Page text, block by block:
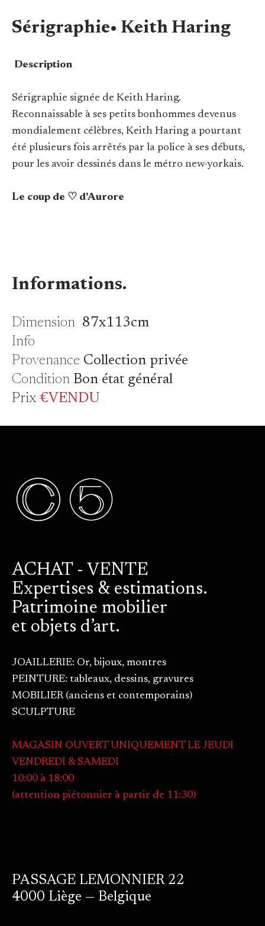
Sérigraphie• Keith Haring
Description
Sérigraphie signée de Keith Haring.
Reconnaissable à ses petits bonhommes devenus
mondialement célèbres, Keith Haring a pourtant
été plusieurs fois arrêtés par la police à ses débuts,
pour les avoir dessinés dans le métro new-yorkais.
Le coup de ♡ d'Aurore
Informations.
Dimension87x113cm
Info
Provenance Collection privée
Condition Bon état général
Prix€VENDU
ACHAT - VENTE
Expertises & estimations.
Patrimoine mobilier
et objets d’art.
JOAILLERIE: Or, bijoux, montres
PEINTURE: tableaux, dessins, gravures
MOBILIER (anciens et contemporains)
SCULPTURE
MAGASIN OUVERT UNIQUEMENT LE JEUDI
VENDREDI & SAMEDI
10:00 à 18:00
(attention piétonnier à partir de 11:30)
PASSAGE LEMONNIER 22
4000 Liège — Belgique